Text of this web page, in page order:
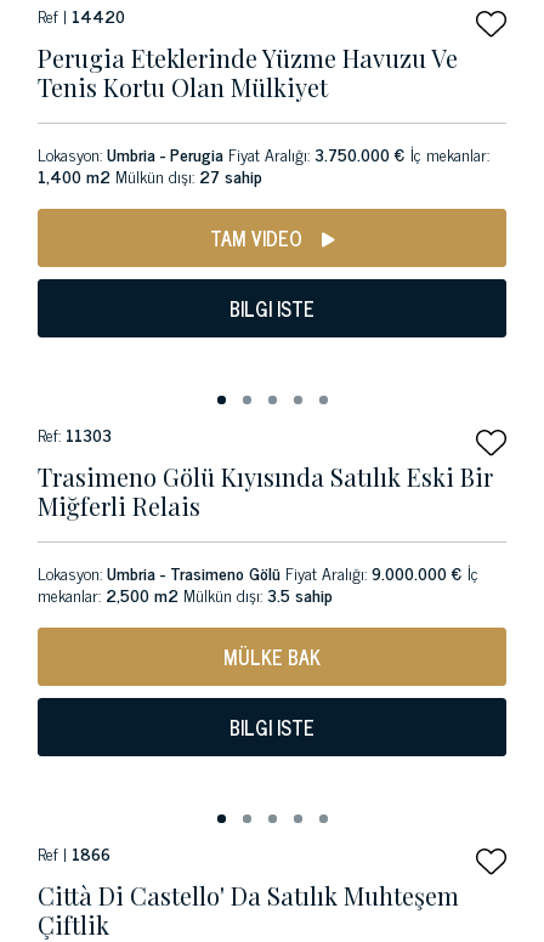
Ref | 14420
Perugia Eteklerinde Yüzme Havuzu Ve
Tenis Kortu Olan Mülkiyet
Lokasyon:Umbria - Perugia Fiyat Aralığı:3.750.000 € İç mekanlar:
1,400 m2 Mülkün dışı: 27 sahip
TAM VIDEO
BILGI ISTE
Ref: 11303
Trasimeno Gölü Kıyısında Satılık Eski Bir
Miğferli Relais
Lokasyon:Umbria - Trasimeno Gölü Fiyat Aralığı:9.000.000 € İç
mekanlar: 2,500 m2 Mülkün dışı:3.5 sahip
MÜLKE BAK
BILGI ISTE
Ref | 1866
Città Di Castello' Da Satılık Muhteşem
Çiftlik